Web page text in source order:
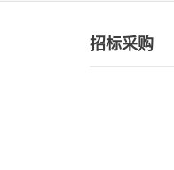
招标采购